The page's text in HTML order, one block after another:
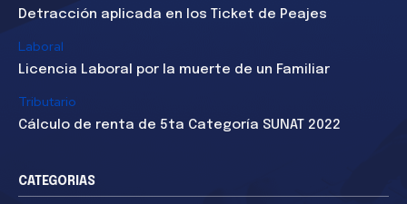
Detracción aplicada en los Ticket de Peajes
Laboral
Licencia Laboral por la muerte de un Familiar
Tributario
Cálculo de renta de 5ta Categoría SUNAT 2022
CATEGORIAS